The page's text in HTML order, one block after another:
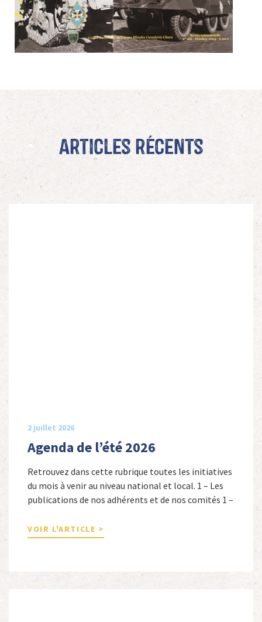
Articles récents
2 juillet 2026
Agenda de l’été 2026
Retrouvez dans cette rubrique toutes les initiatives
du mois à venir au niveau national et local. 1 – Les
publications de nos adhérents et de nos comités 1 –
Cordeboeuf, Christophe Touron et Agnès Dioné,
Nouvelles Sources Éditions, 2026. Ils venaient
autres […]
VOIR L'ARTICLE >